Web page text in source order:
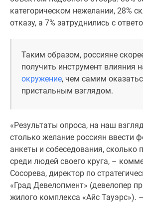
Дома
поселки
Новой
Москве
поселки
Строящиеся
коттеджные
поселки
Коттеджные
поселки
категорическом нежелании, 28%
отказу, а 7% затруднились с
Таким образом, россияне
получить инструмент влияния
окружение, чем самим
пристальным взглядом.
«Результаты опроса, на наш
столько желание россиян ввести
анкеты и собеседования, сколько
среди людей своего круга, –
Сосорева, директор по
«Град Девелопмент» (девелопер
жилого комплекса «Айс